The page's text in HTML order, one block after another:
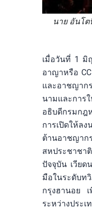
นาย อันโต
เมื่อวันที่ 1 มิ
อาญาหรือ
และอาชญาก
นามและการ
อธิบดีกรมกฎ
การเปิดให้ล
ต้านอาชญา
สหประชาชา
ปัจจุบัน เวียด
มือในระดับท
กรุงฮานอย เ
ระหว่างประ